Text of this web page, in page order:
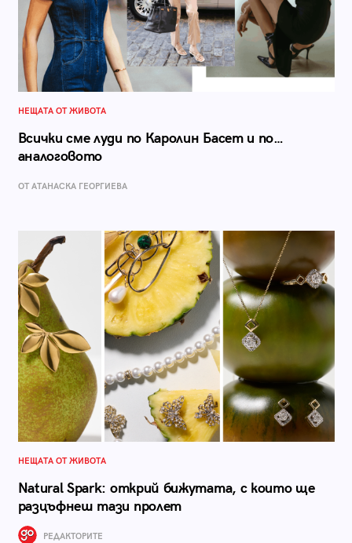
НЕЩАТА ОТ ЖИВОТА
Всички сме луди по Каролин Басет и по…
аналоговото
ОТ АТАНАСКА ГЕОРГИЕВА
НЕЩАТА ОТ ЖИВОТА
Natural Spark: открий бижутата, с които ще
разцъфнеш тази пролет
РЕДАКТОРИТЕ